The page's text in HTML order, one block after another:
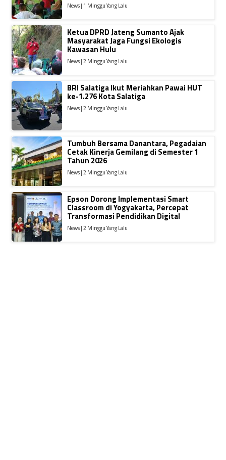
News | 1 Minggu Yang Lalu
Ketua DPRD Jateng Sumanto Ajak
Masyarakat Jaga Fungsi Ekologis
Kawasan Hulu
News | 2 Minggu Yang Lalu
BRI Salatiga Ikut Meriahkan Pawai HUT
ke-1.276 Kota Salatiga
News | 2 Minggu Yang Lalu
Tumbuh Bersama Danantara, Pegadaian
Cetak Kinerja Gemilang di Semester 1
Tahun 2026
News | 2 Minggu Yang Lalu
Epson Dorong Implementasi Smart
Classroom di Yogyakarta, Percepat
Transformasi Pendidikan Digital
News | 2 Minggu Yang Lalu